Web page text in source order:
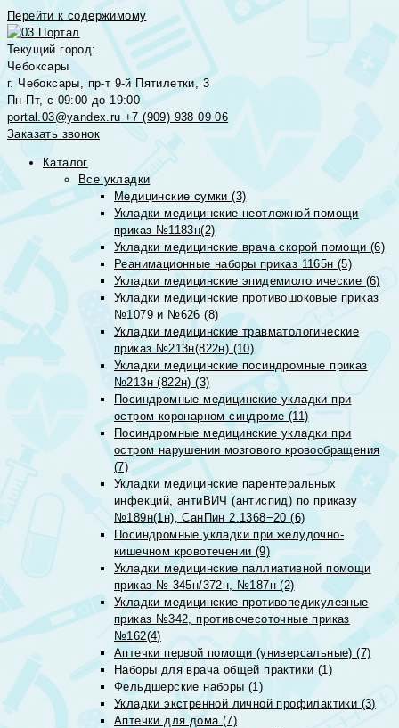
Перейти к содержимому
Текущий город:
Чебоксары
г. Чебоксары, пр-т 9-й Пятилетки, 3
Пн-Пт, с 09:00 до 19:00
portal.03@yandex.ru +7 (909) 938 09 06
Заказать звонок
Каталог
Все укладки
Медицинские сумки (3)
Укладки медицинские неотложной помощи
приказ №1183н(2)
Укладки медицинские врача скорой помощи (6)
Реанимационные наборы приказ 1165н (5)
Укладки медицинские эпидемиологические (6)
Укладки медицинские противошоковые приказ
№1079 и №626 (8)
Укладки медицинские травматологические
приказ №213н(822н) (10)
Укладки медицинские посиндромные приказ
№213н (822н) (3)
Посиндромные медицинские укладки при
остром коронарном синдроме (11)
Посиндромные медицинские укладки при
остром нарушении мозгового кровообращения
(7)
Укладки медицинские парентеральных
инфекций, антиВИЧ (антиспид) по приказу
№189н(1н), СанПин 2.1368−20 (6)
Посиндромные укладки при желудочно-
кишечном кровотечении (9)
Укладки медицинские паллиативной помощи
приказ № 345н/372н, №187н (2)
Укладки медицинские противопедикулезные
приказ №342, противочесоточные приказ
№162(4)
Аптечки первой помощи (универсальные) (7)
Наборы для врача общей практики (1)
Фельдшерские наборы (1)
Укладки экстренной личной профилактики (3)
Аптечки для дома (7)